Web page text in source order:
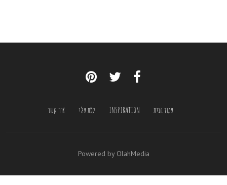
עמוד הבית INSPIRATION קצת עלי צור קשר
Powered by OlahMedia